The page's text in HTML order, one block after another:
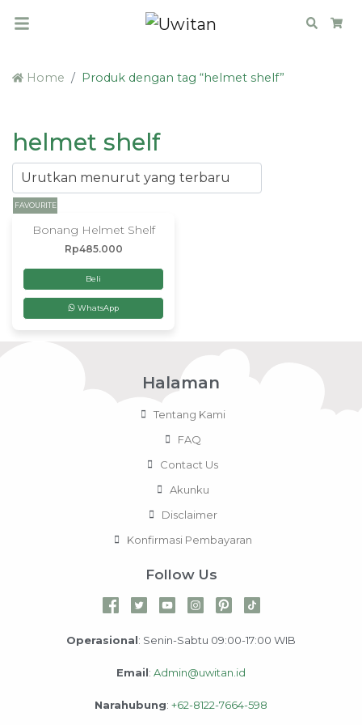
Search
Home Produk dengan tag “helmet shelf”
helmet shelf
FAVOURITE
Bonang Helmet Shelf
Rp485.000
Beli
WhatsApp
Halaman
Tentang Kami
FAQ
Contact Us
Akunku
Disclaimer
Konfirmasi Pembayaran
Follow Us
Operasional: Senin-Sabtu 09:00-17:00 WIB
Email: Admin@uwitan.id
Narahubung: +62-8122-7664-598